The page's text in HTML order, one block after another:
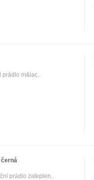
prádlo m&iac..
černá
prádlo zateplen..